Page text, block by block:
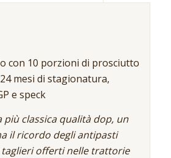
con 10 porzioni di prosciutto
mesi di stagionatura,
e speck
più classica qualità dop, un
il ricordo degli antipasti
taglieri offerti nelle trattorie